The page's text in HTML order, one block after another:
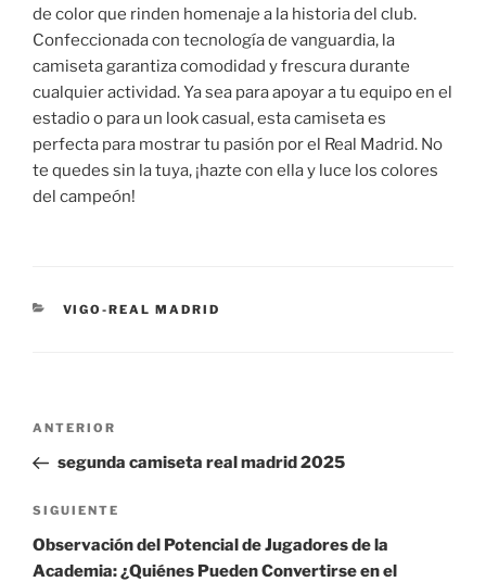
de color que rinden homenaje a la historia del club.
Confeccionada con tecnología de vanguardia, la
camiseta garantiza comodidad y frescura durante
cualquier actividad. Ya sea para apoyar a tu equipo en el
estadio o para un look casual, esta camiseta es
perfecta para mostrar tu pasión por el Real Madrid. No
te quedes sin la tuya, ¡hazte con ella y luce los colores
del campeón!
CATEGORÍAS
VIGO-REAL MADRID
Navegación
entradas
Entrada
anterior:
ANTERIOR
segunda camiseta real madrid 2025
Siguiente
entrada
SIGUIENTE
Observación del Potencial de Jugadores de la
Academia: ¿Quiénes Pueden Convertirse en el